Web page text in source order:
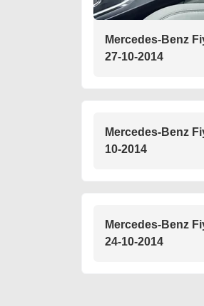
Mercedes-Benz
27-10-2014
Mercedes-Benz
10-2014
Mercedes-Benz
24-10-2014